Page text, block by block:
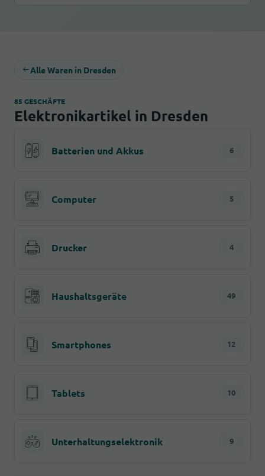
Alle Waren in Dresden
85 GESCHÄFTE
Elektronikartikel in Dresden
Batterien und Akkus 6
Computer 5
Drucker 4
Haushaltsgeräte 49
Smartphones 12
Tablets 10
Unterhaltungselektronik 9